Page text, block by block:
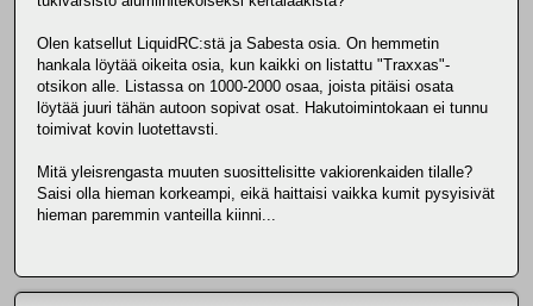
Olen katsellut LiquidRC:stä ja Sabesta osia. On hemmetin
hankala löytää oikeita osia, kun kaikki on listattu "Traxxas"-
otsikon alle. Listassa on 1000-2000 osaa, joista pitäisi osata
löytää juuri tähän autoon sopivat osat. Hakutoimintokaan ei tunnu
toimivat kovin luotettavsti.
Mitä yleisrengasta muuten suosittelisitte vakiorenkaiden tilalle?
Saisi olla hieman korkeampi, eikä haittaisi vaikka kumit pysyisivät
hieman paremmin vanteilla kiinni...